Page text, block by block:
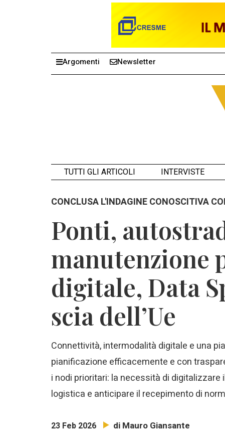
Argomenti Newsletter
TUTTI GLI ARTICOLI INTERVISTE
CONCLUSA L'INDAGINE CONOSCITIVA
Ponti,
manutenzione
digitale, Data
scia dell’Ue
Connettività, intermodalità digitale e una
pianificazione efficacemente e con
i nodi prioritari: la necessità di
logistica e anticipare il recepimento di
23 Feb 2026 di Mauro Giansante